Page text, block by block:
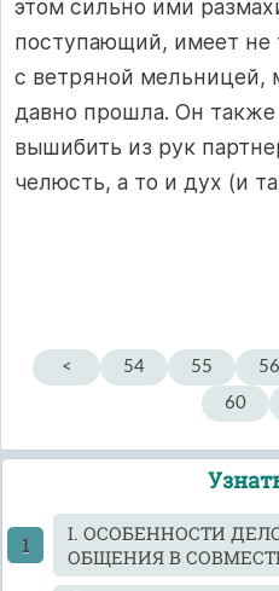
этом сильно ими
поступающий, имеет не
с ветряной мельницей,
давно прошла. Он
вышибить из рук
челюсть, а то и дух (и
< 54 55 56
60
I. ОСОБЕННОСТИ
ОБЩЕНИЯ В